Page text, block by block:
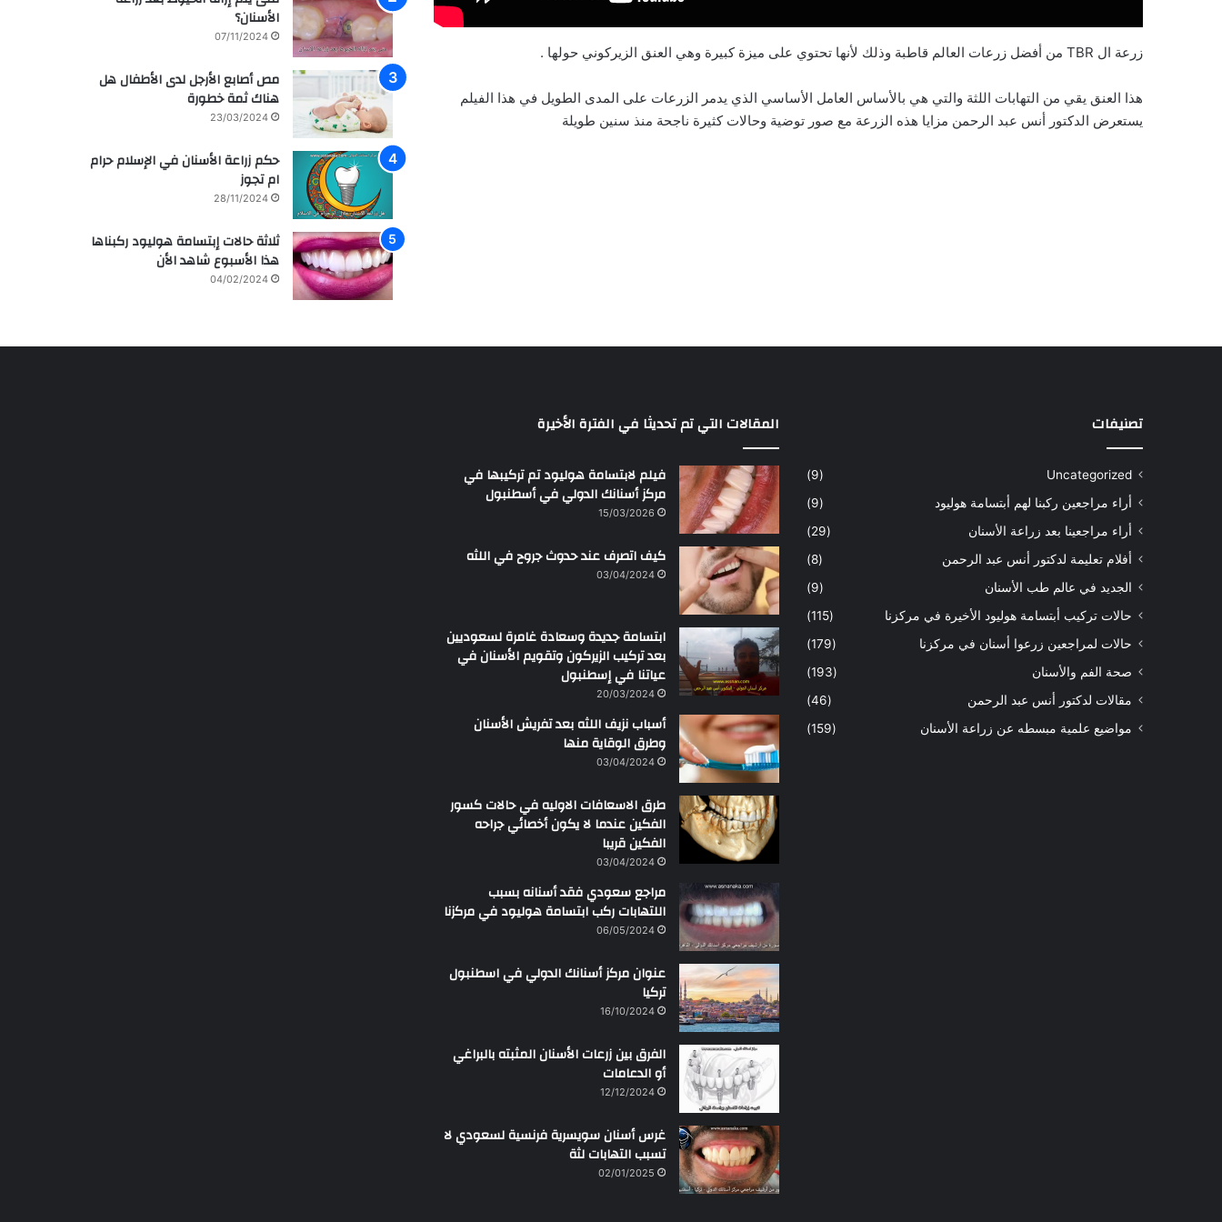
زرعة ال TBR من أفضل زرعات العالم قاطبة وذلك لأنها تحتوي على ميزة كبيرة وهي العنق الزيركوني حولها .
هذا العنق يقي من التهابات اللثة والتي هي بالأساس العامل الأساسي الذي يدمر الزرعات على المدى الطويل في هذا الفيلم
يستعرض الدكتور أنس عبد الرحمن مزايا هذه الزرعة مع صور توضية وحالات كثيرة ناجحة منذ سنين طويلة
الأسنان؟
07/11/2024
مص أصابع الأرجل لدى الأطفال هل
هناك ثمة خطورة
23/03/2024
حكم زراعة الأسنان في الإسلام حرام
ام تجوز
28/11/2024
ثلاثة حالات إبتسامة هوليود ركبناها
هذا الأسبوع شاهد الأن
04/02/2024
تصنيفات
Uncategorized
(9)
أراء مراجعين ركبنا لهم أبتسامة هوليود
(9)
أراء مراجعينا بعد زراعة الأسنان
(29)
أفلام تعليمة لدكتور أنس عبد الرحمن
(8)
الجديد في عالم طب الأسنان
(9)
حالات تركيب أبتسامة هوليود الأخيرة في مركزنا
(115)
حالات لمراجعين زرعوا أسنان في مركزنا
(179)
صحة الفم والأسنان
(193)
مقالات لدكتور أنس عبد الرحمن
(46)
مواضيع علمية مبسطه عن زراعة الأسنان
(159)
المقالات التي تم تحديثا في الفترة الأخيرة
فيلم لابتسامة هوليود تم تركيبها في
مركز أسنانك الدولي في أسطنبول
15/03/2026
كيف اتصرف عند حدوث جروح في اللثه
03/04/2024
ابتسامة جديدة وسعادة غامرة لسعوديين
بعد تركيب الزيركون وتقويم الأسنان في
عياتنا في إسطنبول
20/03/2024
أسباب نزيف اللثه بعد تفريش الأسنان
وطرق الوقاية منها
03/04/2024
طرق الاسعافات الاوليه في حالات كسور
الفكين عندما لا يكون أخصائي جراحه
الفكين قريبا
03/04/2024
مراجع سعودي فقد أسنانه بسبب
اللتهابات ركب ابتسامة هوليود في مركزنا
06/05/2024
عنوان مركز أسنانك الدولي في اسطنبول
تركيا
16/10/2024
الفرق بين زرعات الأسنان المثبته بالبراغي
أو الدعامات
12/12/2024
غرس أسنان سويسرية فرنسية لسعودي لا
تسبب التهابات لثة
02/01/2025